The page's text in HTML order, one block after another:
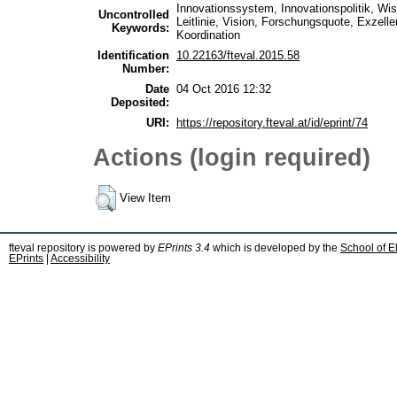
Uncontrolled
Keywords:
Innovationssystem, Innovationspolitik,
Leitlinie, Vision, Forschungsquote,
Koordination
Identification
Number:
10.22163/fteval.2015.58
Date
Deposited:
04 Oct 2016 12:32
URI: https://repository.fteval.at/id/eprint/74
Actions (login required)
View Item
fteval repository is powered by EPrints 3.4 which is developed by the School of
EPrints
Accessibility